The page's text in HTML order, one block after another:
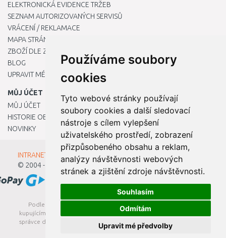
Používáme soubory
cookies
Tyto webové stránky používají
soubory cookies a další sledovací
nástroje s cílem vylepšení
uživatelského prostředí, zobrazení
přizpůsobeného obsahu a reklam,
analýzy návštěvnosti webových
stránek a zjištění zdroje návštěvnosti.
Souhlasím
Odmítám
Upravit mé předvolby
ELEKTRONICKÁ EVIDENCE TRŽEB
SEZNAM AUTORIZOVANÝCH SERVISŮ
VRÁCENÍ / REKLAMACE
MAPA STRÁNKY
ZBOŽÍ DLE ZNAČEK
BLOG
UPRAVIT MÉ PŘEDVOLBY COOKIES
MŮJ ÚČET
MŮJ ÚČET
HISTORIE OBJEDNÁVEK
NOVINKY
INTRANET - Přihlášení pro zaměstnance
© 2004 - 2026
Kamody s.r.o.
Podle zákona o evidenci tržeb je prodávající povinen vystavit
kupujícímu účtenku. Zároveň je povinen zaevidovat přijatou tržbu u
správce daně online; v případě technického výpadku pak nejpozději
do 48 hodin.